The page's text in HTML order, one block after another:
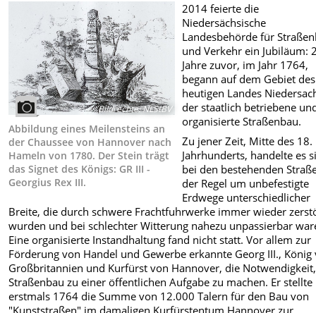
Bildrechte:NLStBV
Abbildung eines Meilensteins an
der Chaussee von Hannover nach
Hameln von 1780. Der Stein trägt
das Signet des Königs: GR III -
Georgius Rex III.
2014 feierte die
Niedersächsische
Landesbehörde für
und Verkehr ein Jubiläum:
Jahre zuvor, im Jahr 1764,
begann auf dem Gebiet des
heutigen Landes
der staatlich betriebene
organisierte Straßenbau.
Zu jener Zeit, Mitte des 18.
Jahrhunderts, handelte es
bei den bestehenden
der Regel um unbefestigte
Erdwege unterschiedlicher
Breite, die durch schwere Frachtfuhrwerke immer wieder
wurden und bei schlechter Witterung nahezu unpassierbar
Eine organisierte Instandhaltung fand nicht statt. Vor allem zur
Förderung von Handel und Gewerbe erkannte Georg III., König
Großbritannien und Kurfürst von Hannover, die
Straßenbau zu einer öffentlichen Aufgabe zu machen. Er stellte
erstmals 1764 die Summe von 12.000 Talern für den Bau von